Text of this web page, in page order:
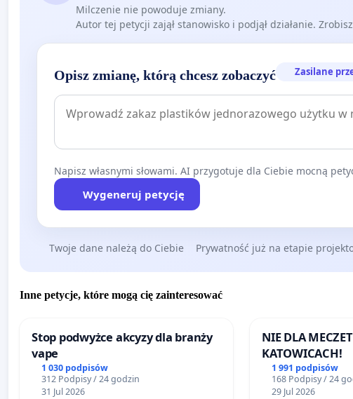
Milczenie nie powoduje zmiany.
Autor tej petycji zajął stanowisko i podjął działanie.
Opisz zmianę, którą chcesz zobaczyć Zasilane
Napisz własnymi słowami. AI przygotuje dla Ciebie mocną
Wygeneruj petycję
Twoje dane należą do Ciebie Prywatność już na etapie
Inne petycje, które mogą cię zainteresować
Stop podwyżce akcyzy dla branży
vape
1 030 podpisów
312 Podpisy / 24 godzin
31 Jul 2026
NIE DLA
KATOWICACH!
1 991 podpisów
168 Podpisy / 24
29 Jul 2026